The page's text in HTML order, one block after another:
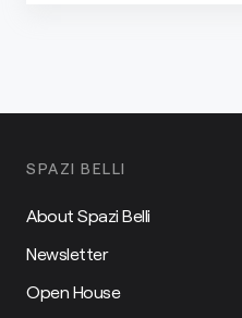
SPAZI BELLI
About Spazi Belli
Newsletter
Open House